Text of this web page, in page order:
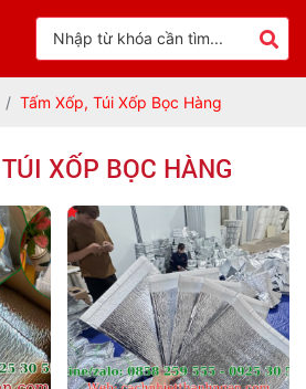
Tấm Xốp, Túi Xốp Bọc Hàng
XỐP BỌC HÀNG